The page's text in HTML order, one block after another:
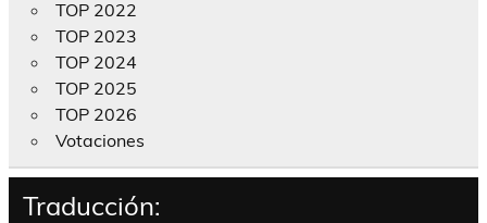
TOP 2022
TOP 2023
TOP 2024
TOP 2025
TOP 2026
Votaciones
Traducción: